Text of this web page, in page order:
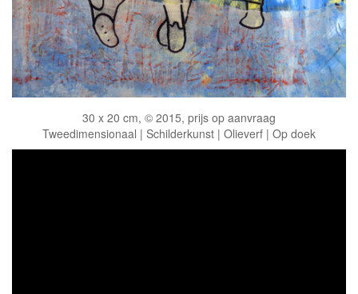
30 x 20 cm, © 2015, prijs op aanvraag
Tweedimensionaal | Schilderkunst | Olieverf | Op doek